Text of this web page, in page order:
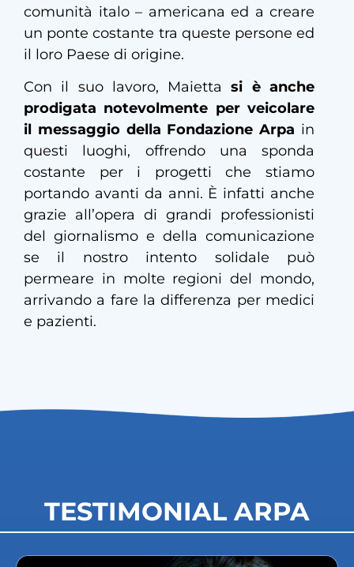
comunità italo – americana ed a creare
un ponte costante tra queste persone ed
il loro Paese di origine.
Con il suo lavoro, Maiettasi è anche
prodigata notevolmente per veicolare
il messaggio della Fondazione Arpa in
questi luoghi, offrendo una sponda
costante per i progetti che stiamo
portando avanti da anni. È infatti anche
grazie all’opera di grandi professionisti
del giornalismo e della comunicazione
se il nostro intento solidale può
permeare in molte regioni del mondo,
arrivando a fare la differenza per medici
e pazienti.
TESTIMONIAL ARPA